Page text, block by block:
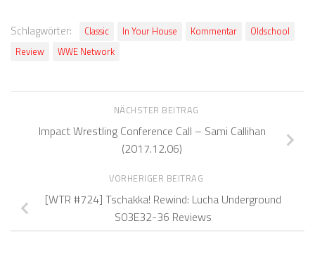
Schlagwörter: Classic In Your House Kommentar
Oldschool
Review
WWE Network
NÄCHSTER BEITRAG
Impact Wrestling Conference Call – Sami Callihan
(2017.12.06)
VORHERIGER BEITRAG
[WTR #724] Tschakka! Rewind: Lucha Underground
S03E32-36 Reviews